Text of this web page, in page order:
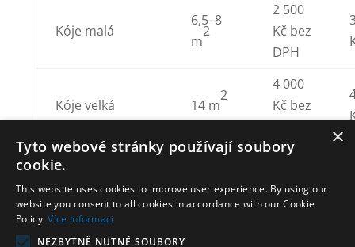
Kóje malá
6,5–8
m
2
2 500
Kč bez
DPH
Kóje velká 14 m
2
4 000
Kč bez
×
Tyto webové stránky používají soubory
cookie.
This website uses cookies to improve user experience. By using our
website you consent to all cookies in accordance with our Cookie
Policy.Více informací
NEZBYTNĚ NUTNÉ SOUBORY